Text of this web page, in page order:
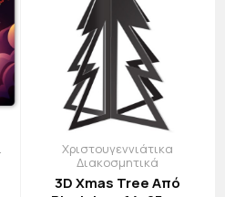
Χριστουγεννιάτικα
Διακοσμητικά
3D Xmas Tree Από